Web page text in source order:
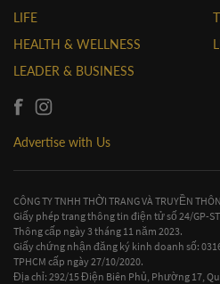
LIFE
HEALTH & WELLNESS
LEADER & BUSINESS
Advertise with Us
CÔNG TY TNHH THỜI TRANG VÀ TRUYỀN
Giấy phép trang thông tin điện tử số 24/GP-
Thông cấp ngày 3 tháng 11 năm 2023.
Giấy chứng nhận đăng ký kinh doanh số:
TPHCM cấp ngày 27/10/2020.
Địa chỉ: 292/15 Điện Biên Phủ, Phường 17,